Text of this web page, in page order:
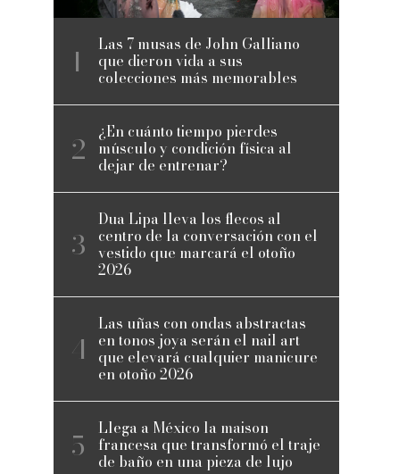
Las 7 musas de John Galliano
que dieron vida a sus
colecciones más memorables
¿En cuánto tiempo pierdes
músculo y condición física al
dejar de entrenar?
Dua Lipa lleva los flecos al
centro de la conversación con el
vestido que marcará el otoño
2026
Las uñas con ondas abstractas
en tonos joya serán el nail art
que elevará cualquier manicure
en otoño 2026
Llega a México la maison
francesa que transformó el traje
de baño en una pieza de lujo